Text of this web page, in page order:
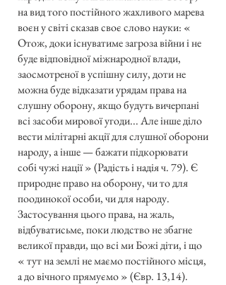
на вид того постійного жахливого марева
воєн у світі сказав своє слово науки: «
Отож, доки існуватиме загроза війни і не
буде відповідної міжнародної влади,
заосмотреної в успішну силу, доти не
можна буде відказати урядам права на
слушну оборону, якщо будуть вичерпані
всі засоби мирової угоди... Але інше діло
вести мілітарні акції для слушної оборони
народу, а інше — бажати підкорювати
собі чужі нації » (Радість і надія ч. 79). Є
природне право на оборону, чи то для
поодинокої особи, чи для народу.
Застосування цього права, на жаль,
відбуватисьме, поки людство не збагне
великої правди, що всі ми Божі діти, і що
« тут на землі не маємо постійного місця,
а до вічного прямуємо » (Євр. 13,14).